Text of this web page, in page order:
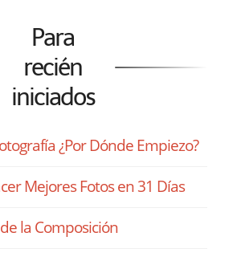
Para
recién
iniciados
¿Por Dónde Empiezo?
Mejores Fotos en 31 Días
la Composición